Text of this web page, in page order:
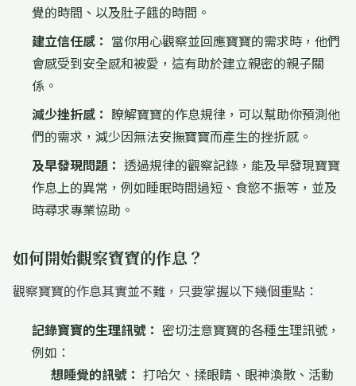
覺的時間、以及肚子餓的時間。
建立信任感： 當你用心觀察並回應寶寶的需求時，他們
會感受到安全感和被愛，這有助於建立親密的親子關
係。
減少挫折感： 瞭解寶寶的作息規律，可以幫助你預測他
們的需求，減少因無法安撫寶寶而產生的挫折感。
及早發現問題： 透過規律的觀察記錄，能及早發現寶寶
作息上的異常，例如睡眠時間過短、食慾不振等，並及
時尋求專業協助。
如何開始觀察寶寶的作息？
觀察寶寶的作息其實並不難，只要掌握以下幾個重點：
記錄寶寶的生理訊號： 密切注意寶寶的各種生理訊號，
例如：
想睡覺的訊號： 打哈欠、揉眼睛、眼神渙散、活動